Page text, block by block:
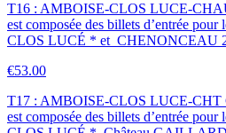
T16 : AMBOISE-CLOS LUCE-
est composée des billets d’entrée
CLOS LUCÉ * et CHENONCEAU
€53.00
T17 : AMBOISE-CLOS LUCE-
est composée des billets d’entrée